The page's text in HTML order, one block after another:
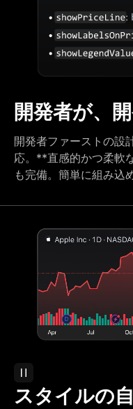
開発者が、
開発者ファーストの
応。**直感的かつ柔軟
も完備。簡単に組み込
スタイルの